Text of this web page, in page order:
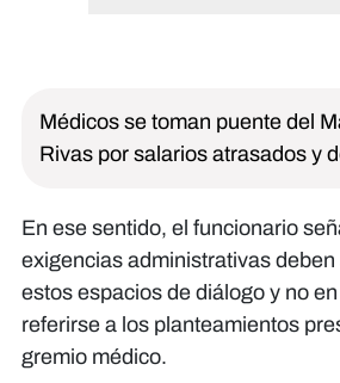
Médicos se toman puente del
Rivas por salarios atrasados y
En ese sentido, el funcionario
exigencias administrativas
estos espacios de diálogo y no
referirse a los planteamientos
gremio médico.